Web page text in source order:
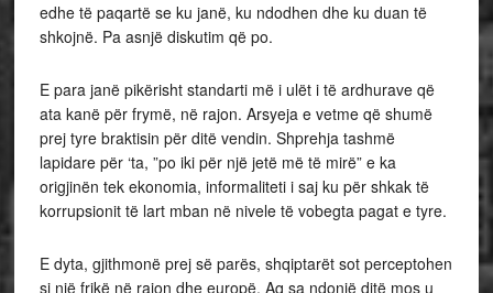
edhe të paqartë se ku janë, ku ndodhen dhe ku duan të
shkojnë. Pa asnjë diskutim që po.
E para janë pikërisht standarti më i ulët i të ardhurave që
ata kanë për frymë, në rajon. Arsyeja e vetme që shumë
prej tyre braktisin për ditë vendin. Shprehja tashmë
lapidare për ‘ta, ”po iki për një jetë më të mirë” e ka
origjinën tek ekonomia, informaliteti i saj ku për shkak të
korrupsionit të lart mban në nivele të vobegta pagat e tyre.
E dyta, gjithmonë prej së parës, shqiptarët sot perceptohen
si një frikë në rajon dhe europë. Aq sa ndonjë ditë mos u